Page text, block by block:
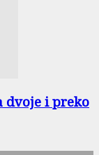
dvoje i preko